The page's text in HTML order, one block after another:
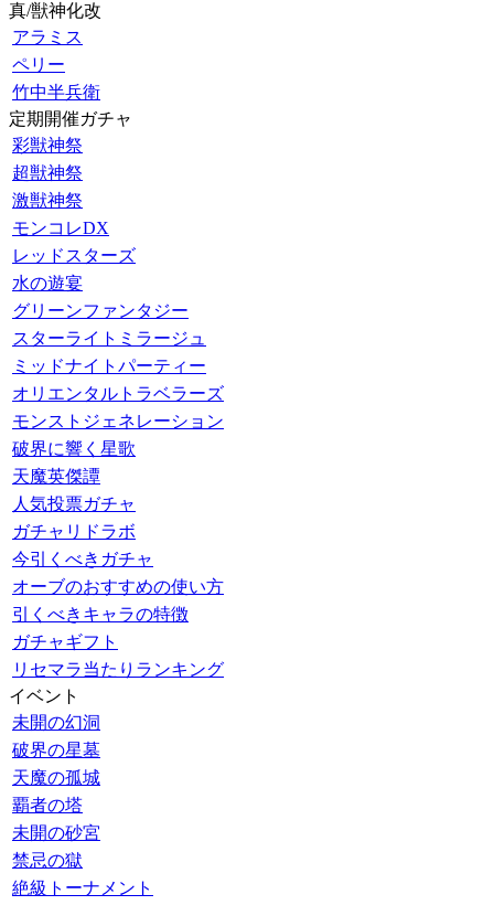
真/獣神化改
アラミス
ペリー
竹中半兵衛
定期開催ガチャ
彩獣神祭
超獣神祭
激獣神祭
モンコレDX
レッドスターズ
水の遊宴
グリーンファンタジー
スターライトミラージュ
ミッドナイトパーティー
オリエンタルトラベラーズ
モンストジェネレーション
破界に響く星歌
天魔英傑譚
人気投票ガチャ
ガチャリドラボ
今引くべきガチャ
オーブのおすすめの使い方
引くべきキャラの特徴
ガチャギフト
リセマラ当たりランキング
イベント
未開の幻洞
破界の星墓
天魔の孤城
覇者の塔
未開の砂宮
禁忌の獄
絶級トーナメント